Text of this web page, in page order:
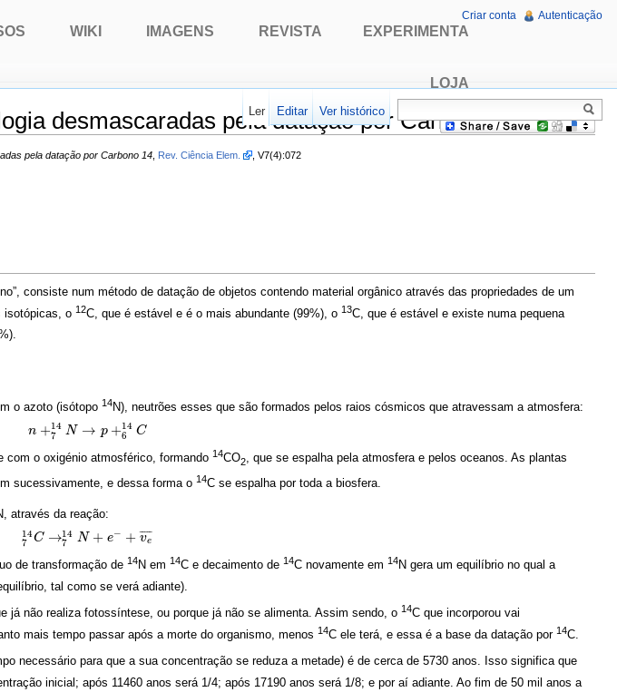
desmascaradas pela datação por Carbono 14
pela datação por Carbono 14 Rev. Ciência Elem.
, V7(4):072
consiste num método de datação de objetos contendo material orgânico através das propriedades de um
isotópicas, o 12C, que é estável e é o mais abundante (99%), o 13C, que é estável e existe numa pequena
o azoto (isótopo 14N), neutrões esses que são formados pelos raios cósmicos que atravessam a atmosfera:
n +14
7 N → p +14
6 C
n+714 N→ p+614C
com o oxigénio atmosférico, formando14CO2, que se espalha pela atmosfera e pelos oceanos. As plantas
sucessivamente, e dessa forma o 14C se espalha por toda a biosfera.
através da reação:
14
7 C →14
7 N + e− + ve
¯ ¯
¯¯¯
714C→714N +e−+v e¯
de transformação de14N em14C e decaimento de14C novamente em14N gera um equilíbrio no qual a
tal como se verá adiante).
já não realiza fotossíntese, ou porque já não se alimenta. Assim sendo, o 14C que incorporou vai
mais tempo passar após a morte do organismo, menos 14C ele terá, e essa é a base da datação por 14C.
necessário para que a sua concentração se reduza a metade) é de cerca de 5730 anos. Isso significa que
inicial; após 11460 anos será 1/4; após 17190 anos será 1/8; e por aí adiante. Ao fim de 50 mil anos a
WIKI IMAGENS REVISTA EXPERIMENTA
LOJA
Criar conta Autenticação
Ler Editar Ver histórico